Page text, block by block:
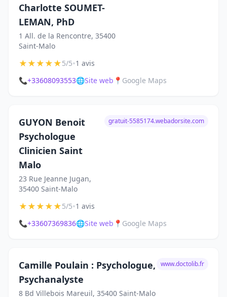
Charlotte SOUMET-
LEMAN, PhD
1 All. de la Rencontre, 35400
Saint-Malo
★★★★★5/5•1 avis
📞+33608093553🌐Site web 📍 Google Maps
GUYON Benoit
Psychologue
Clinicien Saint
Malo
23 Rue Jeanne Jugan,
35400 Saint-Malo
gratuit-5585174.webadorsite.com
★★★★★5/5•1 avis
📞+33607369836🌐Site web 📍 Google Maps
Camille Poulain : Psychologue,
Psychanalyste
8 Bd Villebois Mareuil, 35400 Saint-Malo
www.doctolib.fr